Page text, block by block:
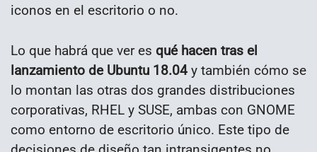
iconos en el escritorio o no.
Lo que habrá que ver es qué hacen tras el
lanzamiento de Ubuntu 18.04 y también cómo se
lo montan las otras dos grandes distribuciones
corporativas, RHEL y SUSE, ambas con GNOME
como entorno de escritorio único. Este tipo de